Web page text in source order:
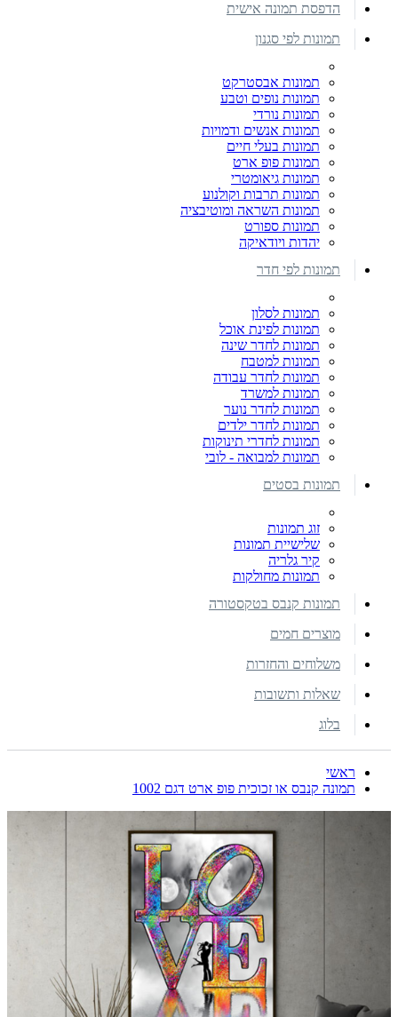
הדפסת תמונה אישית
תמונות לפי סגנון
תמונות אבסטרקט
תמונות נופים וטבע
תמונות נורדי
תמונות אנשים ודמויות
תמונות בעלי חיים
תמונות פופ ארט
תמונות גיאומטרי
תמונות תרבות וקולנוע
תמונות השראה ומוטיבציה
תמונות ספורט
יהדות ויודאיקה
תמונות לפי חדר
תמונות לסלון
תמונות לפינת אוכל
תמונות לחדר שינה
תמונות למטבח
תמונות לחדר עבודה
תמונות למשרד
תמונות לחדר נוער
תמונות לחדר ילדים
תמונות לחדרי תינוקות
תמונות למבואה - לובי
תמונות בסטים
זוג תמונות
שלישיית תמונות
קיר גלריה
תמונות מחולקות
תמונות קנבס בטקסטורה
מוצרים חמים
משלוחים והחזרות
שאלות ותשובות
בלוג
ראשי
תמונה קנבס או זכוכית פופ ארט דגם 1002